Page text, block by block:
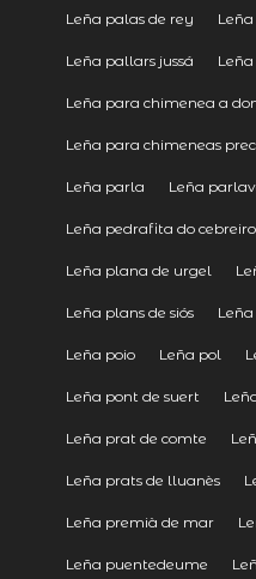
Leña palas de rey
Leña pallars jussá
Leña para chimenea a
Leña para chimeneas
Leña parla Leña
Leña pedrafita do cebreiro
Leña plana de urgel
Leña plans de siós
Leña poio Leña pol
Leña pont de suert
Leña prat de comte
Leña prats de lluanès
Leña premià de mar
Leña puentedeume